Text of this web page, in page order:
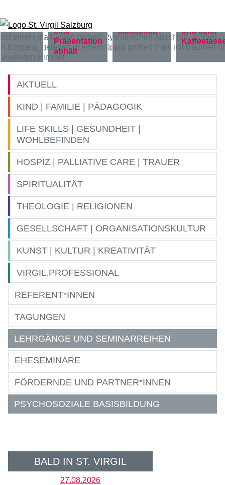
AKTUELL
KIND | FAMILIE | PÄDAGOGIK
LIFE SKILLS | GESUNDHEIT |
WOHLBEFINDEN
HOSPIZ | PALLIATIVE CARE | TRAUER
SPIRITUALITÄT
THEOLOGIE | RELIGIONEN
GESELLSCHAFT | ORGANISATIONSKULTUR
KUNST | KULTUR | KREATIVITÄT
VIRGIL.PROFESSIONAL
REFERENT*INNEN
TAGUNGEN
LEHRGÄNGE UND SEMINARREIHEN
EHESEMINARE
FÖRDERNDE UND PARTNER*INNEN
PSYCHOSOZIALE BASISBILDUNG
BALD IN ST. VIRGIL
27.08.2026